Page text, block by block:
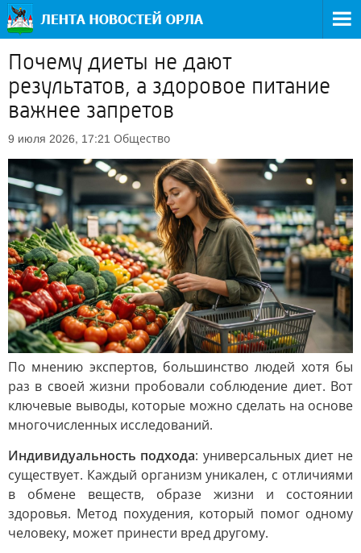
Почему диеты не дают
результатов, а здоровое питание
важнее запретов
9 июля 2026, 17:21 Общество
По мнению экспертов, большинство людей хотя бы
раз в своей жизни пробовали соблюдение диет. Вот
ключевые выводы, которые можно сделать на основе
многочисленных исследований.
Индивидуальность подхода: универсальных диет не
существует. Каждый организм уникален, с отличиями
в обмене веществ, образе жизни и состоянии
здоровья. Метод похудения, который помог одному
человеку, может принести вред другому.